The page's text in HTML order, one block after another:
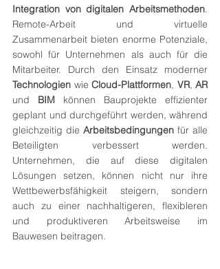
Integration von digitalen Arbeitsmethoden.
Remote-Arbeit und virtuelle
Zusammenarbeit bieten enorme Potenziale,
sowohl für Unternehmen als auch für die
Technologien wie Cloud-Plattformen, VR, AR
und BIM können Bauprojekte effizienter
geplant und durchgeführt werden, während
gleichzeitig die Arbeitsbedingungen für alle
Beteiligten verbessert werden.
Unternehmen, die auf diese digitalen
Lösungen setzen, können nicht nur ihre
Wettbewerbsfähigkeit steigern, sondern
auch zu einer nachhaltigeren, flexibleren
und produktiveren Arbeitsweise im
Bauwesen beitragen.